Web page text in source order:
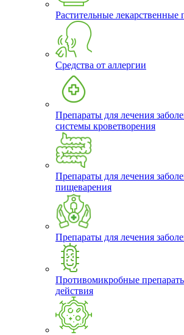
Растительные лекарственные
Средства от аллергии
Препараты для лечения
системы кроветворения
Препараты для лечения
пищеварения
Препараты для лечения
Противомикробные
действия